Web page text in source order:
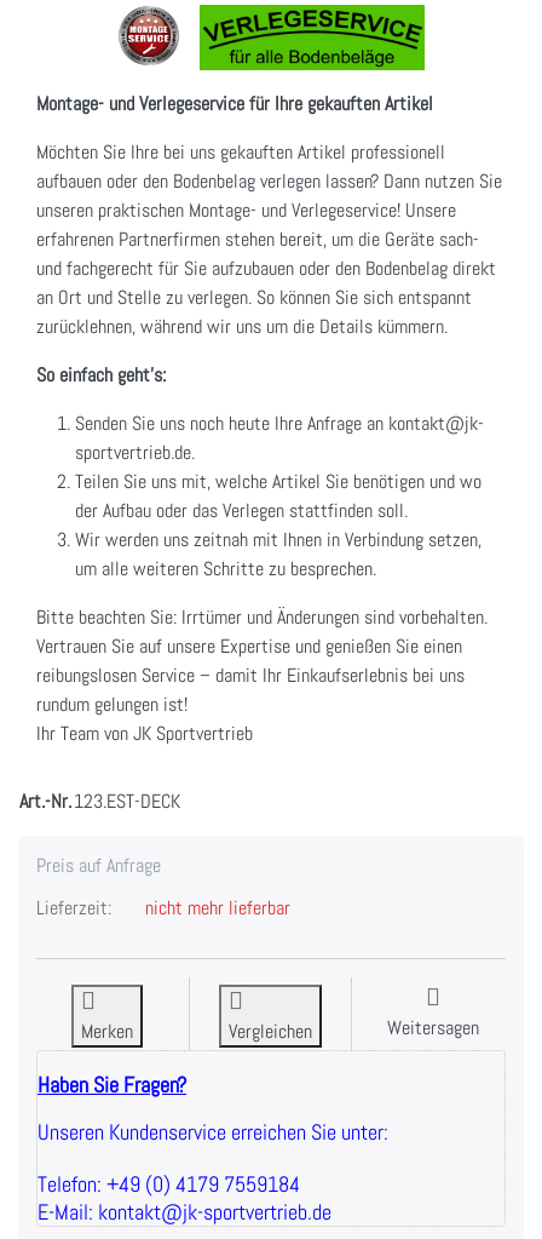
Montage- und Verlegeservice für Ihre gekauften Artikel
Möchten Sie Ihre bei uns gekauften Artikel professionell
aufbauen oder den Bodenbelag verlegen lassen? Dann nutzen Sie
unseren praktischen Montage- und Verlegeservice! Unsere
erfahrenen Partnerfirmen stehen bereit, um die Geräte sach-
und fachgerecht für Sie aufzubauen oder den Bodenbelag direkt
an Ort und Stelle zu verlegen. So können Sie sich entspannt
zurücklehnen, während wir uns um die Details kümmern.
So einfach geht's:
Senden Sie uns noch heute Ihre Anfrage an kontakt@jk-
sportvertrieb.de.
Teilen Sie uns mit, welche Artikel Sie benötigen und wo
der Aufbau oder das Verlegen stattfinden soll.
Wir werden uns zeitnah mit Ihnen in Verbindung setzen,
um alle weiteren Schritte zu besprechen.
Bitte beachten Sie: Irrtümer und Änderungen sind vorbehalten.
Vertrauen Sie auf unsere Expertise und genießen Sie einen
reibungslosen Service – damit Ihr Einkaufserlebnis bei uns
rundum gelungen ist!
Ihr Team von JK Sportvertrieb
Art.-Nr.123.EST-DECK
Preis auf Anfrage
Lieferzeit:
nicht mehr lieferbar
Merken Vergleichen Weitersagen
Haben Sie Fragen?
Unseren Kundenservice erreichen Sie unter:
Telefon: +49 (0) 4179 7559184
E-Mail: kontakt@jk-sportvertrieb.de